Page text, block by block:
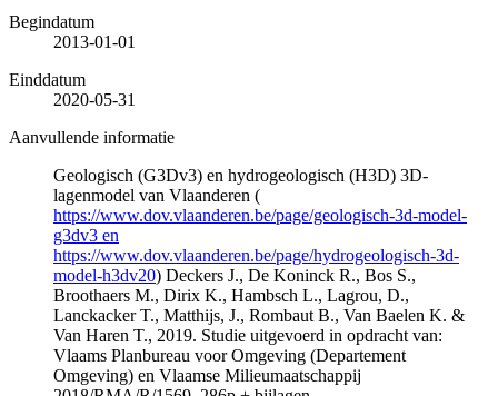
Begindatum
2013-01-01
Einddatum
2020-05-31
Aanvullende informatie
Geologisch (G3Dv3) en hydrogeologisch (H3D) 3D-
lagenmodel van Vlaanderen (
https://www.dov.vlaanderen.be/page/geologisch-3d-model-
g3dv3 en
https://www.dov.vlaanderen.be/page/hydrogeologisch-3d-
model-h3dv20) Deckers J., De Koninck R., Bos S.,
Broothaers M., Dirix K., Hambsch L., Lagrou, D.,
Lanckacker T., Matthijs, J., Rombaut B., Van Baelen K. &
Van Haren T., 2019. Studie uitgevoerd in opdracht van:
Vlaams Planbureau voor Omgeving (Departement
Omgeving) en Vlaamse Milieumaatschappij